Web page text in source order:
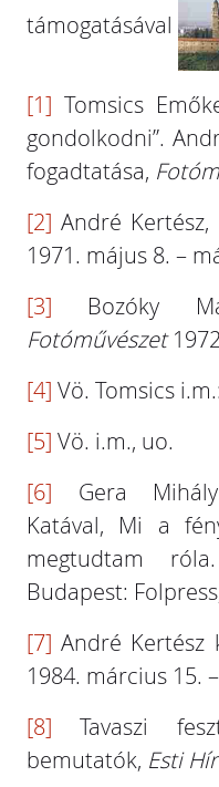
támogatásával
[1] Tomsics
gondolkodni”.
fogadtatása,
[2] André
1971. május 8. –
[3] Bozóky
Fotóművészet
[4] Vö. Tomsics
[5] Vö. i.m., uo.
[6] Gera
Katával, Mi a
megtudtam
Budapest:
[7] André Kertész
1984. március 15.
[8] Tavaszi
bemutatók, Esti